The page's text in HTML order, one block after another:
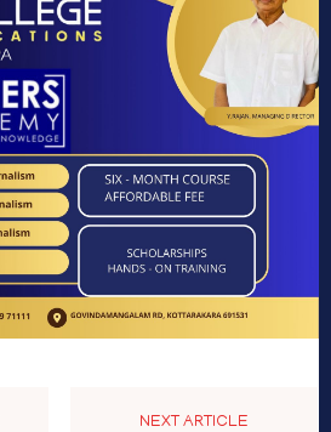
NEXT ARTICLE